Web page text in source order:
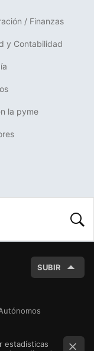
/ Finanzas
y Contabilidad
la pyme
SUBIR
estadísticas